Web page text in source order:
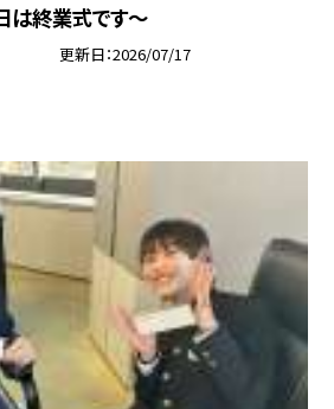
は終業式です～
更新日 2026/07/17